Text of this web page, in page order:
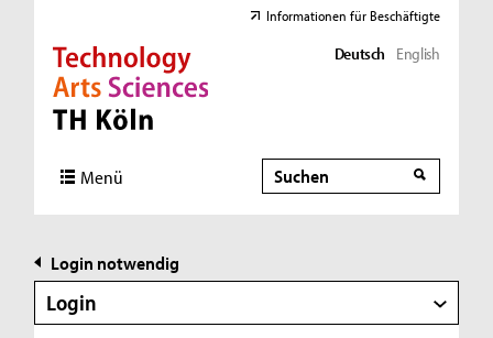
Direkt zur Hauptnavigation
Direkt zur Subnavigation
Direkt zum Inhalt
Direkt zum Fußbereich
Informationen für Beschäftigte
Deutsch English
Menü Suche
Suche
Login notwendig
Login